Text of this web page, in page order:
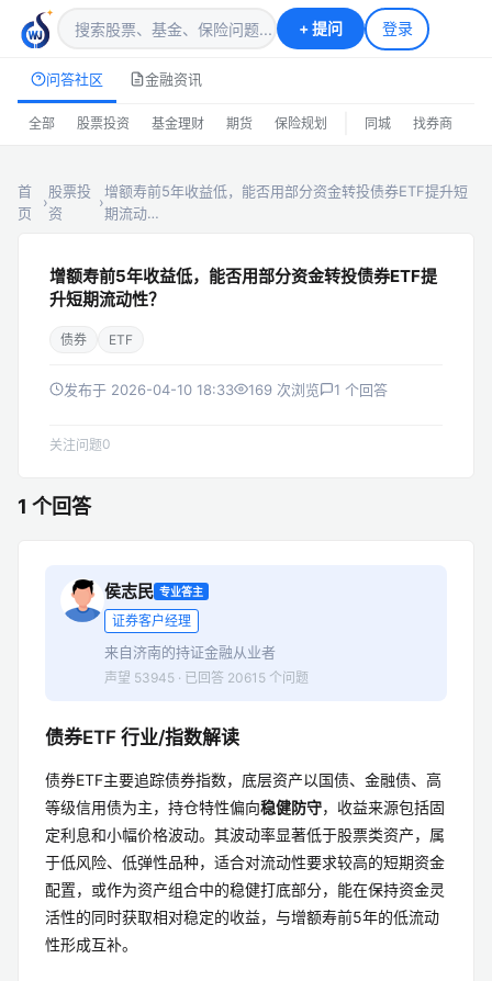
+提问 登录
问答社区 金融资讯
全部 股票投资 基金理财 期货 保险规划 同城 找券商
首
页
›
股票投
资
›
增额寿前5年收益低，能否用部分资金转投债券ETF提升短
期流动…
增额寿前5年收益低，能否用部分资金转投债券ETF提
升短期流动性？
债券 ETF
发布于 2026-04-10 18:33 169 次浏览 1 个回答
关注问题0
1 个回答
侯志民 专业答主
证券客户经理
来自济南的持证金融从业者
声望 53945 · 已回答 20615 个问题
债券ETF 行业/指数解读
债券ETF主要追踪债券指数，底层资产以国债、金融债、高
等级信用债为主，持仓特性偏向稳健防守，收益来源包括固
定利息和小幅价格波动。其波动率显著低于股票类资产，属
于低风险、低弹性品种，适合对流动性要求较高的短期资金
配置，或作为资产组合中的稳健打底部分，能在保持资金灵
活性的同时获取相对稳定的收益，与增额寿前5年的低流动
性形成互补。